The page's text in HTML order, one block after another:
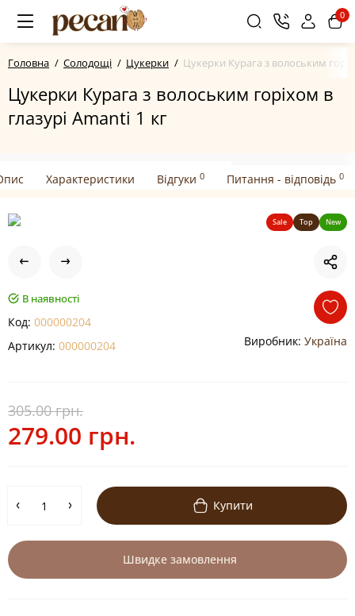
0
Головна Солодощі Цукерки Цукерки Курага з волоським
Цукерки Курага з волоським горіхом в
глазурі Amanti 1 кг
Характеристики Відгуки 0 Питання - відповідь 0
Sale Top New
В наявності
Код: 000000204
Артикул: 000000204 Виробник: Україна
305.00 грн.
279.00 грн.
Купити
Швидке замовлення